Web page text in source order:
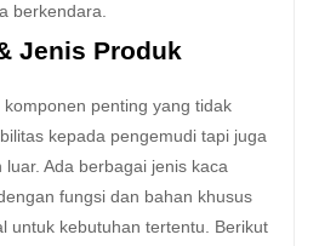
berkendara.
Jenis Produk
komponen penting yang tidak
kepada pengemudi tapi juga
Ada berbagai jenis kaca
fungsi dan bahan khusus
untuk kebutuhan tertentu. Berikut